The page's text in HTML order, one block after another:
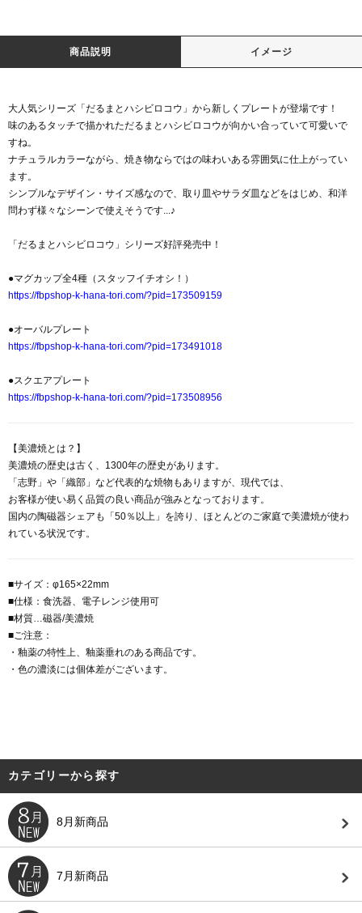
商品説明 イメージ
大人気シリーズ「だるまとハシビロコウ」から新しくプレートが登場です！
味のあるタッチで描かれただるまとハシビロコウが向かい合っていて可愛いで
すね。
ナチュラルカラーながら、焼き物ならではの味わいある雰囲気に仕上がってい
ます。
シンプルなデザイン・サイズ感なので、取り皿やサラダ皿などをはじめ、和洋
問わず様々なシーンで使えそうです...♪
「だるまとハシビロコウ」シリーズ好評発売中！
●マグカップ全4種（スタッフイチオシ！）
https://fbpshop-k-hana-tori.com/?pid=173509159
●オーバルプレート
https://fbpshop-k-hana-tori.com/?pid=173491018
●スクエアプレート
https://fbpshop-k-hana-tori.com/?pid=173508956
【美濃焼とは？】
美濃焼の歴史は古く、1300年の歴史があります。
「志野」や「織部」など代表的な焼物もありますが、現代では、
お客様が使い易く品質の良い商品が強みとなっております。
国内の陶磁器シェアも「50％以上」を誇り、ほとんどのご家庭で美濃焼が使わ
れている状況です。
■サイズ：φ165×22mm
■仕様：食洗器、電子レンジ使用可
■材質…磁器/美濃焼
■ご注意：
・釉薬の特性上、釉薬垂れのある商品です。
・色の濃淡には個体差がございます。
カテゴリーから探す
8月新商品
7月新商品